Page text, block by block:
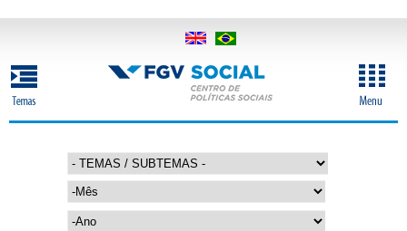
conteúdo
principal
M
s